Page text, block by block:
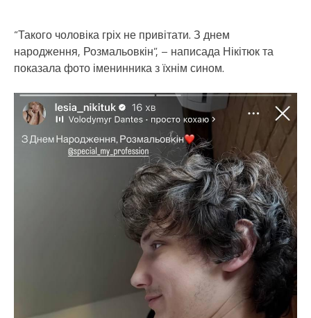
“Такого чоловіка гріх не привітати. З днем
народження, Розмальовкін”, – написада Нікітюк та
показала фото іменинника з їхнім сином.